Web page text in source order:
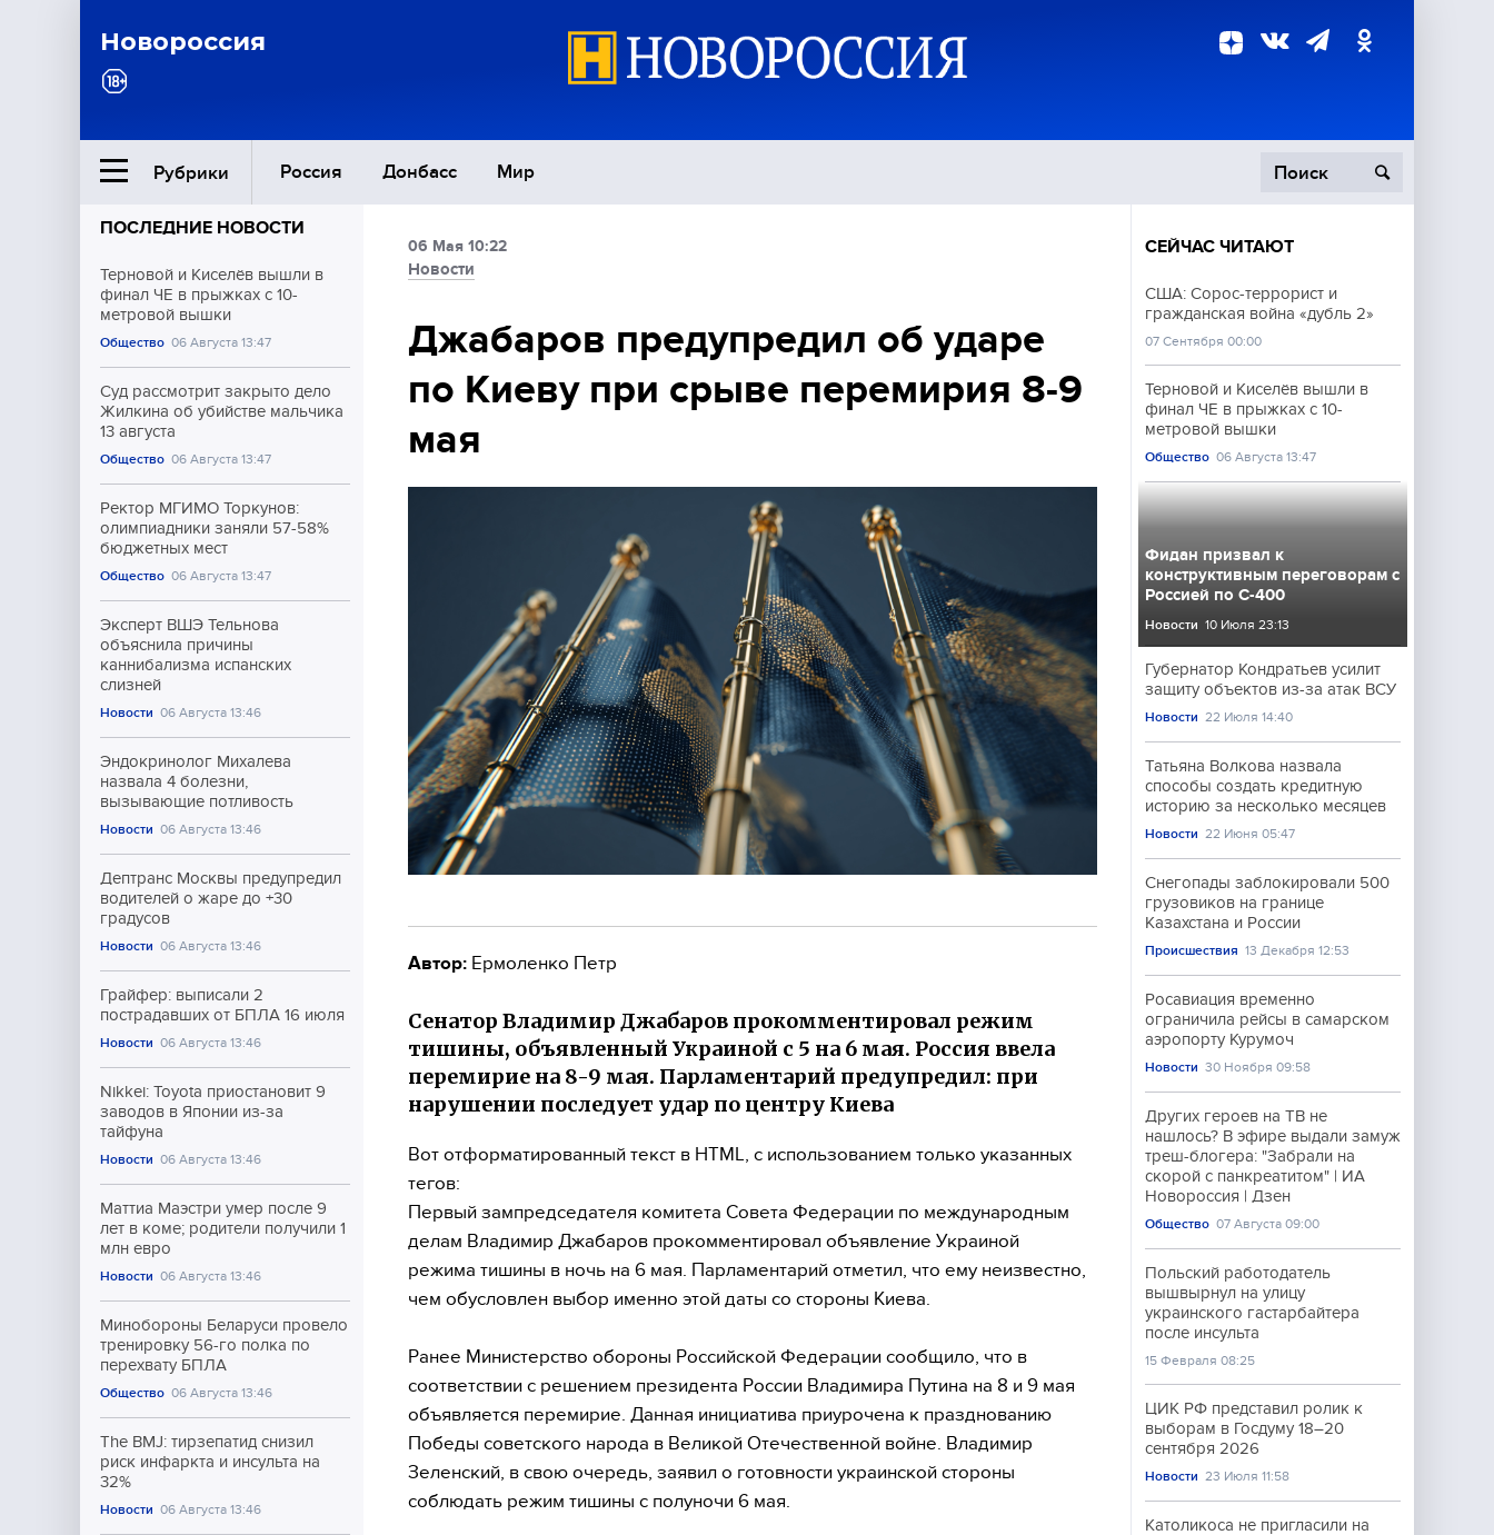
Новороссия
Рубрики Россия Донбасс Мир
Ближний Восток
Общество
Экономика
Происшествия
Культура
Спорт
ПОСЛЕДНИЕ НОВОСТИ
Терновой и Киселёв вышли в
финал ЧЕ в прыжках с 10-
метровой вышки
Общество 06 Августа 13:47
Суд рассмотрит закрыто дело
Жилкина об убийстве мальчика
13 августа
Общество 06 Августа 13:47
Ректор МГИМО Торкунов:
олимпиадники заняли 57-58%
бюджетных мест
Общество 06 Августа 13:47
Эксперт ВШЭ Тельнова
объяснила причины
каннибализма испанских
слизней
Новости 06 Августа 13:46
Эндокринолог Михалева
назвала 4 болезни,
вызывающие потливость
Новости 06 Августа 13:46
Дептранс Москвы предупредил
водителей о жаре до +30
градусов
Новости 06 Августа 13:46
Грайфер: выписали 2
пострадавших от БПЛА 16 июля
Новости 06 Августа 13:46
Nikkei: Toyota приостановит 9
заводов в Японии из-за
тайфуна
Новости 06 Августа 13:46
Маттиа Маэстри умер после 9
лет в коме; родители получили 1
млн евро
Новости 06 Августа 13:46
Минобороны Беларуси провело
тренировку 56-го полка по
перехвату БПЛА
Общество 06 Августа 13:46
The BMJ: тирзепатид снизил
риск инфаркта и инсульта на
32%
Новости 06 Августа 13:46
06 Мая 10:22
Новости
Джабаров предупредил об ударе
по Киеву при срыве перемирия 8-9
мая
Автор: Ермоленко Петр
Сенатор Владимир Джабаров прокомментировал режим
тишины, объявленный Украиной с 5 на 6 мая. Россия ввела
перемирие на 8-9 мая. Парламентарий предупредил: при
нарушении последует удар по центру Киева
Вот отформатированный текст в HTML, с использованием только указанных
тегов:
Первый зампредседателя комитета Совета Федерации по международным
делам Владимир Джабаров прокомментировал объявление Украиной
режима тишины в ночь на 6 мая. Парламентарий отметил, что ему неизвестно,
чем обусловлен выбор именно этой даты со стороны Киева.
Ранее Министерство обороны Российской Федерации сообщило, что в
соответствии с решением президента России Владимира Путина на 8 и 9 мая
объявляется перемирие. Данная инициатива приурочена к празднованию
Победы советского народа в Великой Отечественной войне. Владимир
Зеленский, в свою очередь, заявил о готовности украинской стороны
соблюдать режим тишины с полуночи 6 мая.
СЕЙЧАС ЧИТАЮТ
США: Сорос-террорист и
гражданская война «дубль 2»
07 Сентября 00:00
Терновой и Киселёв вышли в
финал ЧЕ в прыжках с 10-
метровой вышки
Общество 06 Августа 13:47
Фидан призвал к
конструктивным переговорам с
Россией по С-400
Новости 10 Июля 23:13
Губернатор Кондратьев усилит
защиту объектов из-за атак ВСУ
Новости 22 Июля 14:40
Татьяна Волкова назвала
способы создать кредитную
историю за несколько месяцев
Новости 22 Июня 05:47
Снегопады заблокировали 500
грузовиков на границе
Казахстана и России
Происшествия 13 Декабря 12:53
Росавиация временно
ограничила рейсы в самарском
аэропорту Курумоч
Новости 30 Ноября 09:58
Других героев на ТВ не
нашлось? В эфире выдали замуж
треш-блогера: "Забрали на
скорой с панкреатитом" | ИА
Новороссия | Дзен
Общество 07 Августа 09:00
Польский работодатель
вышвырнул на улицу
украинского гастарбайтера
после инсульта
15 Февраля 08:25
ЦИК РФ представил ролик к
выборам в Госдуму 18–20
сентября 2026
Новости 23 Июля 11:58
Католикоса не пригласили на